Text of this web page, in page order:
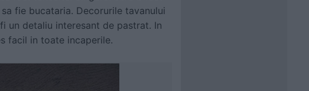
fie bucataria. Decorurile tavanului
un detaliu interesant de pastrat. In
facil in toate incaperile.